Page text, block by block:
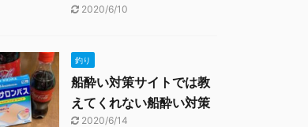
2020/6/10
釣り
船酔い対策サイトでは教
えてくれない船酔い対策
2020/6/14